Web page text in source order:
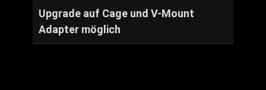
Upgrade auf Cage und V-Mount
Adapter möglich